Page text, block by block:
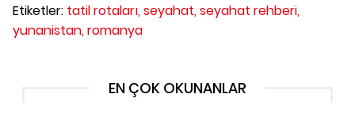
Etiketler: tatil rotaları,seyahat,seyahat rehberi,
yunanistan,romanya
EN ÇOK OKUNANLAR